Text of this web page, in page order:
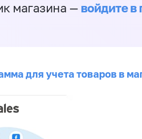
магазина — войдите в
для учета товаров в